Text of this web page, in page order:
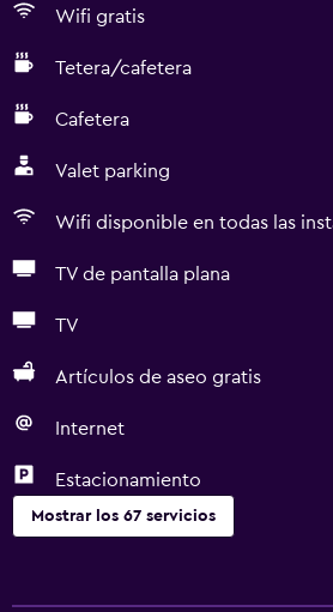
Wifi gratis
Tetera/cafetera
Cafetera
Valet parking
Wifi disponible en todas las
TV de pantalla plana
TV
Artículos de aseo gratis
Internet
Estacionamiento
Mostrar los 67 servicios